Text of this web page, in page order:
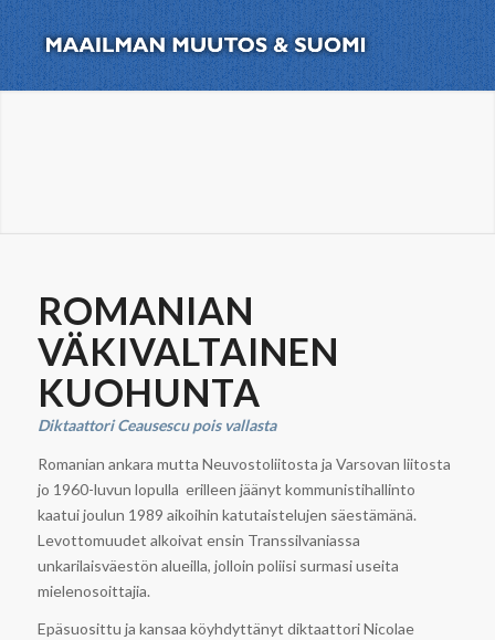
ROMANIAN
VÄKIVALTAINEN
KUOHUNTA
Diktaattori Ceausescu pois vallasta
Romanian ankara mutta Neuvostoliitosta ja Varsovan liitosta
jo 1960-luvun lopulla erilleen jäänyt kommunistihallinto
kaatui joulun 1989 aikoihin katutaistelujen säestämänä.
Levottomuudet alkoivat ensin Transsilvaniassa
unkarilaisväestön alueilla, jolloin poliisi surmasi useita
mielenosoittajia.
Epäsuosittu ja kansaa köyhdyttänyt diktaattori Nicolae